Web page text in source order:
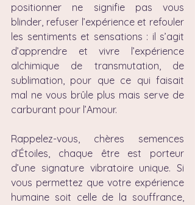
positionner ne signifie pas vous
blinder, refuser l’expérience et refouler
les sentiments et sensations : il s’agit
d’apprendre et vivre l’expérience
alchimique de transmutation, de
sublimation, pour que ce qui faisait
mal ne vous brûle plus mais serve de
carburant pour l’Amour.
Rappelez-vous, chères semences
d’Étoiles, chaque être est porteur
d’une signature vibratoire unique. Si
vous permettez que votre expérience
humaine soit celle de la souffrance,